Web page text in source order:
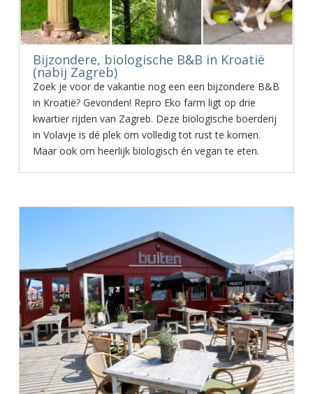
Bijzondere, biologische B&B in Kroatië
(nabij Zagreb)
Zoek je voor de vakantie nog een een bijzondere B&B
in Kroatië? Gevonden! Repro Eko farm ligt op drie
kwartier rijden van Zagreb. Deze biologische boerderij
in Volavje is dé plek om volledig tot rust te komen.
Maar ook om heerlijk biologisch én vegan te eten.